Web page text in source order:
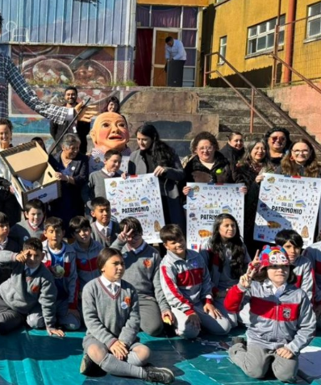
Especiales
Archivo Sonoro